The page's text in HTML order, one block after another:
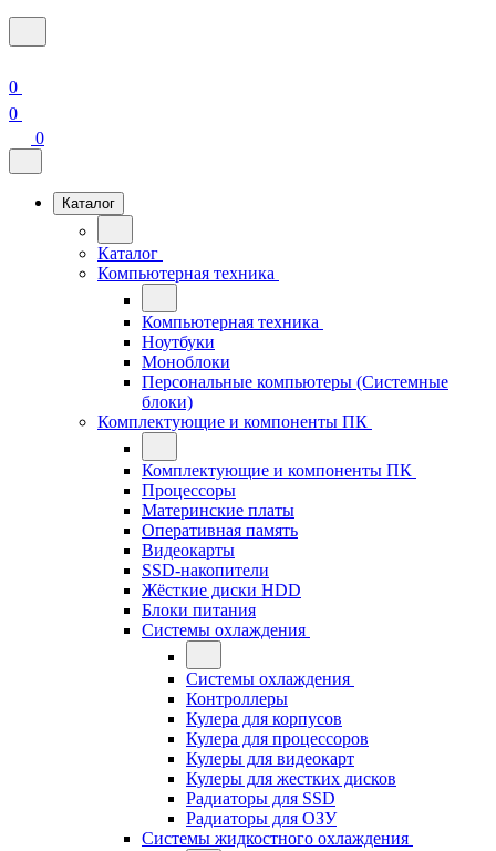
0
0
0
Каталог
Каталог
Компьютерная техника
Компьютерная техника
Ноутбуки
Моноблоки
Персональные компьютеры (Системные
блоки)
Комплектующие и компоненты ПК
Комплектующие и компоненты ПК
Процессоры
Материнские платы
Оперативная память
Видеокарты
SSD-накопители
Жёсткие диски HDD
Блоки питания
Системы охлаждения
Системы охлаждения
Контроллеры
Кулера для корпусов
Кулера для процессоров
Кулеры для видеокарт
Кулеры для жестких дисков
Радиаторы для SSD
Радиаторы для ОЗУ
Системы жидкостного охлаждения